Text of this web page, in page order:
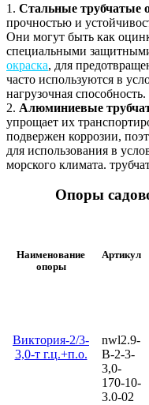
1. Стальные трубчатые
прочностью и
Они могут быть как
специальными
окраска, для
часто используются в
нагрузочная способность.
2. Алюминиевые
упрощает их
подвержен коррозии,
для использования в
морского климата.
Опоры
Наименование
опоры
Артикул
Виктория-2/3-
3,0-т г.ц.+п.о.
nwl2.9-
В-2-3-
3,0-
170-10-
3.0-02